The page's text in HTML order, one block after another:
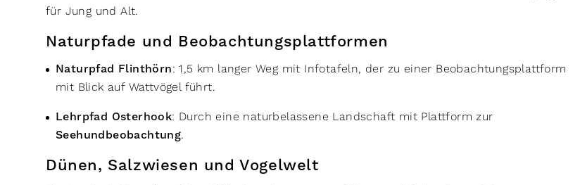
für Jung und Alt.
Naturpfade und Beobachtungsplattformen
Naturpfad Flinthörn: 1,5 km langer Weg mit Infotafeln, der zu einer Beobachtungsplattform
mit Blick auf Wattvögel führt.
Lehrpfad Osterhook: Durch eine naturbelassene Landschaft mit Plattform zur
Seehundbeobachtung.
Dünen, Salzwiesen und Vogelwelt